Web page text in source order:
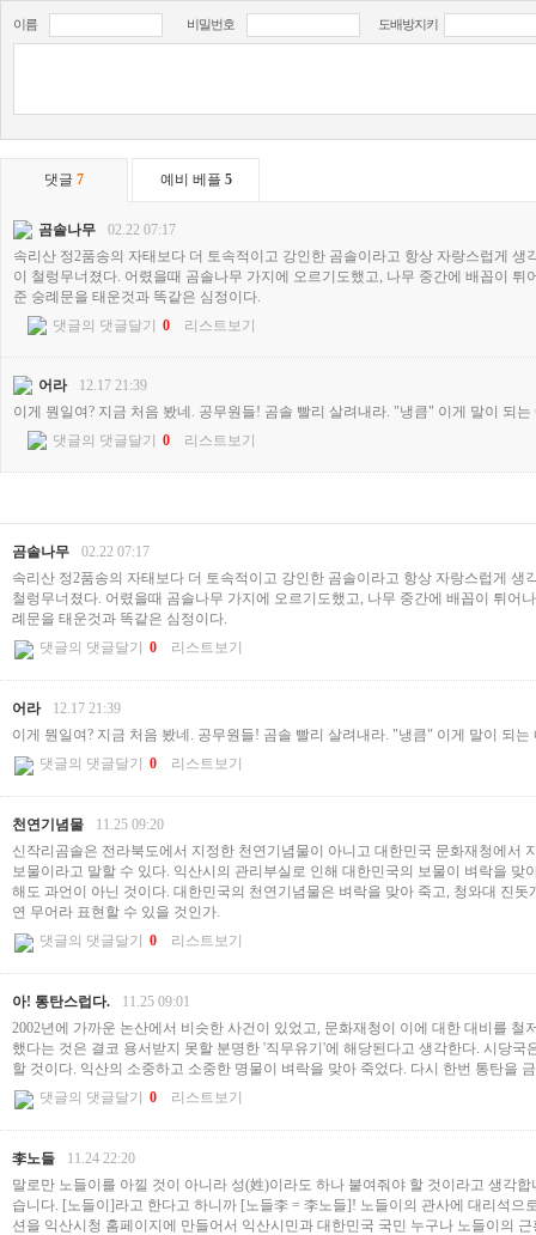
이름 비밀번호 도배방지키
댓글 7 예비 베플 5
곰솔나무
02.22 07:17
속리산 정2품송의 자태보다 더 토속적이고 강인한 곰솔이라고 항상 자랑스럽게
이 철렁무너졌다. 어렸을때 곰솔나무 가지에 오르기도했고, 나무 중간에 배꼽이
준 숭례문을 태운것과 똑같은 심정이다.
댓글의 댓글달기
0 리스트보기
어라
12.17 21:39
이게 뭔일여? 지금 처음 봤네. 공무원들! 곰솔 빨리 살려내라. "냉큼" 이게 말이 되는
댓글의 댓글달기
0 리스트보기
곰솔나무
02.22 07:17
속리산 정2품송의 자태보다 더 토속적이고 강인한 곰솔이라고 항상 자랑스럽게
철렁무너졌다. 어렸을때 곰솔나무 가지에 오르기도했고, 나무 중간에 배꼽이 튀
례문을 태운것과 똑같은 심정이다.
댓글의 댓글달기
0 리스트보기
어라
12.17 21:39
이게 뭔일여? 지금 처음 봤네. 공무원들! 곰솔 빨리 살려내라. "냉큼" 이게 말이 되는
댓글의 댓글달기
0 리스트보기
천연기념물
11.25 09:20
신작리곰솔은 전라북도에서 지정한 천연기념물이 아니고 대한민국 문화재청에
보물이라고 말할 수 있다. 익산시의 관리부실로 인해 대한민국의 보물이 벼락을
해도 과언이 아닌 것이다. 대한민국의 천연기념물은 벼락을 맞아 죽고, 청와대 진
연 무어라 표현할 수 있을 것인가.
댓글의 댓글달기
0 리스트보기
아! 통탄스럽다.
11.25 09:01
2002년에 가까운 논산에서 비슷한 사건이 있었고, 문화재청이 이에 대한 대비를
했다는 것은 결코 용서받지 못할 분명한 '직무유기'에 해당된다고 생각한다. 시당
할 것이다. 익산의 소중하고 소중한 명물이 벼락을 맞아 죽었다. 다시 한번 통탄을
댓글의 댓글달기
0 리스트보기
李노들
11.24 22:20
말로만 노들이를 아낄 것이 아니라 성(姓)이라도 하나 붙여줘야 할 것이라고 생각
습니다. [노들이]라고 한다고 하니까 [노들李 = 李노들]! 노들이의 관사에 대리석
션을 익산시청 홈페이지에 만들어서 익산시민과 대한민국 국민 누구나 노들이의